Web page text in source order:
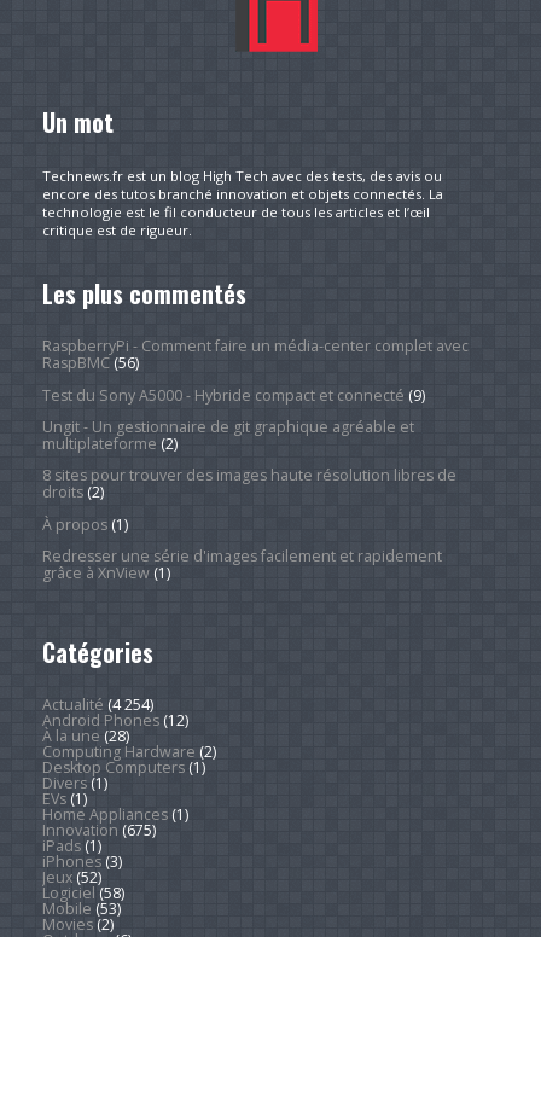
Un mot
Technews.fr est un blog High Tech avec des tests, des avis ou
encore des tutos branché innovation et objets connectés. La
technologie est le fil conducteur de tous les articles et l’œil
critique est de rigueur.
Les plus commentés
RaspberryPi - Comment faire un média-center complet avec
RaspBMC(56)
Test du Sony A5000 - Hybride compact et connecté (9)
Ungit - Un gestionnaire de git graphique agréable et
multiplateforme (2)
8 sites pour trouver des images haute résolution libres de
droits(2)
À propos(1)
Redresser une série d'images facilement et rapidement
grâce à XnView(1)
Catégories
Actualité (4 254)
Android Phones(12)
À la une (28)
Computing Hardware (2)
Desktop Computers(1)
Divers(1)
EVs(1)
Home Appliances(1)
Innovation (675)
iPads(1)
iPhones(3)
Jeux(52)
Logiciel (58)
Mobile (53)
Movies(2)
Outdoors(6)